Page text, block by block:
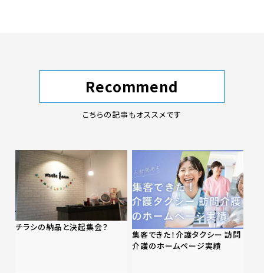
Recommend
こちらの記事もオススメです
チラシの納品と決起集会？
集客できた！介護タクシー 訪問
介護のホームページ実績